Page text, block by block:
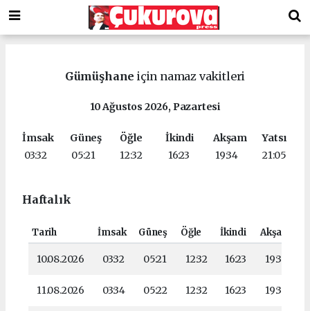
Gümüşhane için namaz vakitleri
10 Ağustos 2026, Pazartesi
İmsak
03:32
Güneş
05:21
Öğle
12:32
İkindi
16:23
Akşam
19:34
Yatsı
21:05
Haftalık
Tarih İmsak Güneş Öğle İkindi Akşam
10.08.2026 03:32 05:21 12:32 16:23 19:34
11.08.2026 03:34 05:22 12:32 16:23 19:32